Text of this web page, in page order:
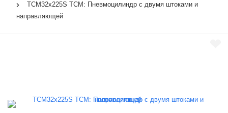
TCM32x225S TCM: Пневмоцилиндр с двумя штоками и
направляющей